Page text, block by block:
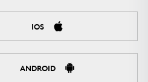
IOS
ANDROID